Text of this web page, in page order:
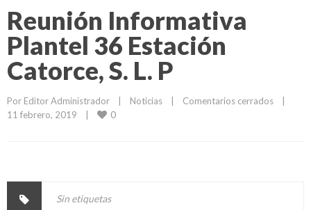
Reunión Informativa
Plantel 36 Estación
Catorce, S. L. P
Por Editor Administrador | Noticias | Comentarios cerrados
|
11 febrero, 2019
| 0
Sin etiquetas